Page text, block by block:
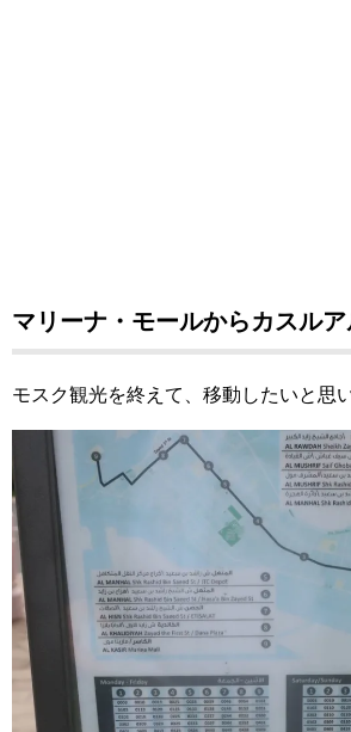
マリーナ・モールからカスル
モスク観光を終えて、移動したいと思